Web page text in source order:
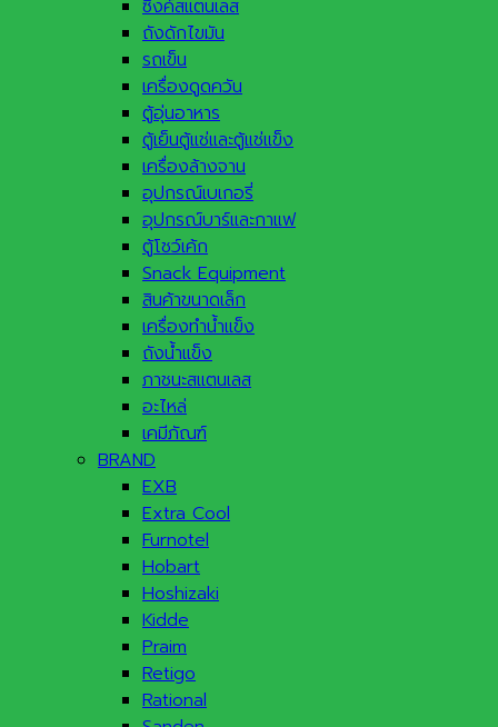
ซิ้งค์สแตนเลส
ถังดักไขมัน
รถเข็น
เครื่องดูดควัน
ตู้อุ่นอาหาร
ตู้เย็นตู้แช่และตู้แช่แข็ง
เครื่องล้างจาน
อุปกรณ์เบเกอรี่
อุปกรณ์บาร์และกาแฟ
ตู้โชว์เค้ก
Snack Equipment
สินค้าขนาดเล็ก
เครื่องทำน้ำแข็ง
ถังน้ำแข็ง
ภาชนะสแตนเลส
อะไหล่
เคมีภัณฑ์
BRAND
EXB
Extra Cool
Furnotel
Hobart
Hoshizaki
Kidde
Praim
Retigo
Rational